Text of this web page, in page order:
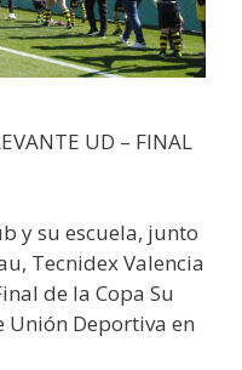
UD – FINAL
y su escuela, junto
Tecnidex Valencia
de la Copa Su
Unión Deportiva en